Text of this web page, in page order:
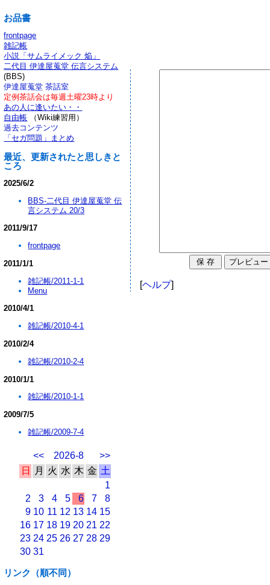
[ヘルプ]
お品書
frontpage
雑記帳
小説「サムライメック 焔」
二代目 伊達屋蒐堂 伝言システム
(BBS)
伊達屋蒐堂 茶話室
定例茶話会は毎週土曜23時より
あの人に逢いたい・・
自由帳 （Wiki練習用）
過去コンテンツ
「セガ問題」まとめ
最近、更新されたと思しきと
ころ
2025/6/2
BBS-二代目 伊達屋蒐堂 伝
言システム 20/3
2011/9/17
frontpage
2011/1/1
雑記帳/2011-1-1
Menu
2010/4/1
雑記帳/2010-4-1
2010/2/4
雑記帳/2010-2-4
2010/1/1
雑記帳/2010-1-1
2009/7/5
雑記帳/2009-7-4
<< 2026-8
>>
日
月 火 水 木 金 土
1
2
3 4 5 6 7
8
9 10 11 12 13 14 15
16 17 18 19 20 21 22
23 24 25 26 27 28 29
30 31
リンク（順不同）